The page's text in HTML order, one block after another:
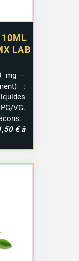
10ML
LAB
mg –
:
VG.
€ à